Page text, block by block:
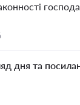
дня та